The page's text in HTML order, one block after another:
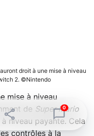
droit à une mise à niveau
2. ©Nintendo
mise à niveau
de Super Mario
niveau payante. Cela
contrôles à la
0